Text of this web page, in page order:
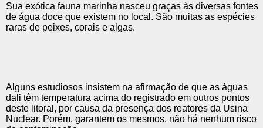
Sua exótica fauna marinha nasceu graças às diversas fontes
de água doce que existem no local. São muitas as espécies
raras de peixes, corais e algas.
Alguns estudiosos insistem na afirmação de que as águas
dali têm temperatura acima do registrado em outros pontos
deste litoral, por causa da presença dos reatores da Usina
Nuclear. Porém, garantem os mesmos, não há nenhum risco